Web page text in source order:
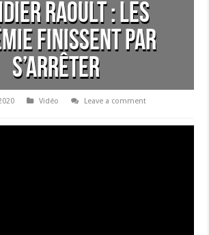
Raoult : les
finissent par
s’arrêter
Vidéo
Leave a comment